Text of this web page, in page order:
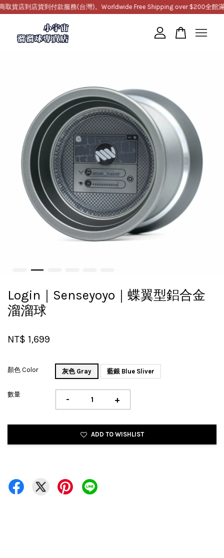
貨店到店貨到付款服務(台灣)。Worldwide Free Shipping over $200全館滿
Login｜Senseyoyo｜蝶翼型鋁合金
溜溜球
NT$ 1,699
顏色 Color 灰色 Gray 藍銀 Blue Sliver
數量 - +
ADD TO WISHLIST